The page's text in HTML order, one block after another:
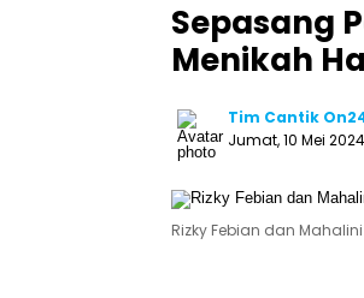
Sepasang
Menikah
Tim Cantik
Jumat, 10 Mei 2024
Rizky Febian dan